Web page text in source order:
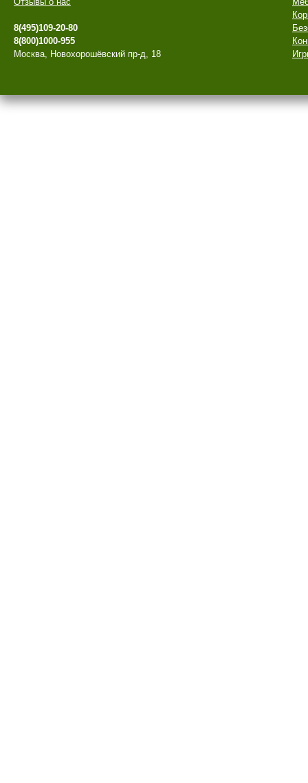
8(495)109-20-80
8(800)1000-955
Москва, Новохорошёвский пр-д, 18